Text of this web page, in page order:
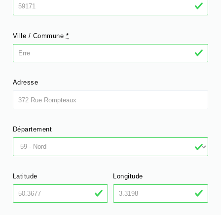
Ville / Commune *
Adresse
Département
Latitude Longitude